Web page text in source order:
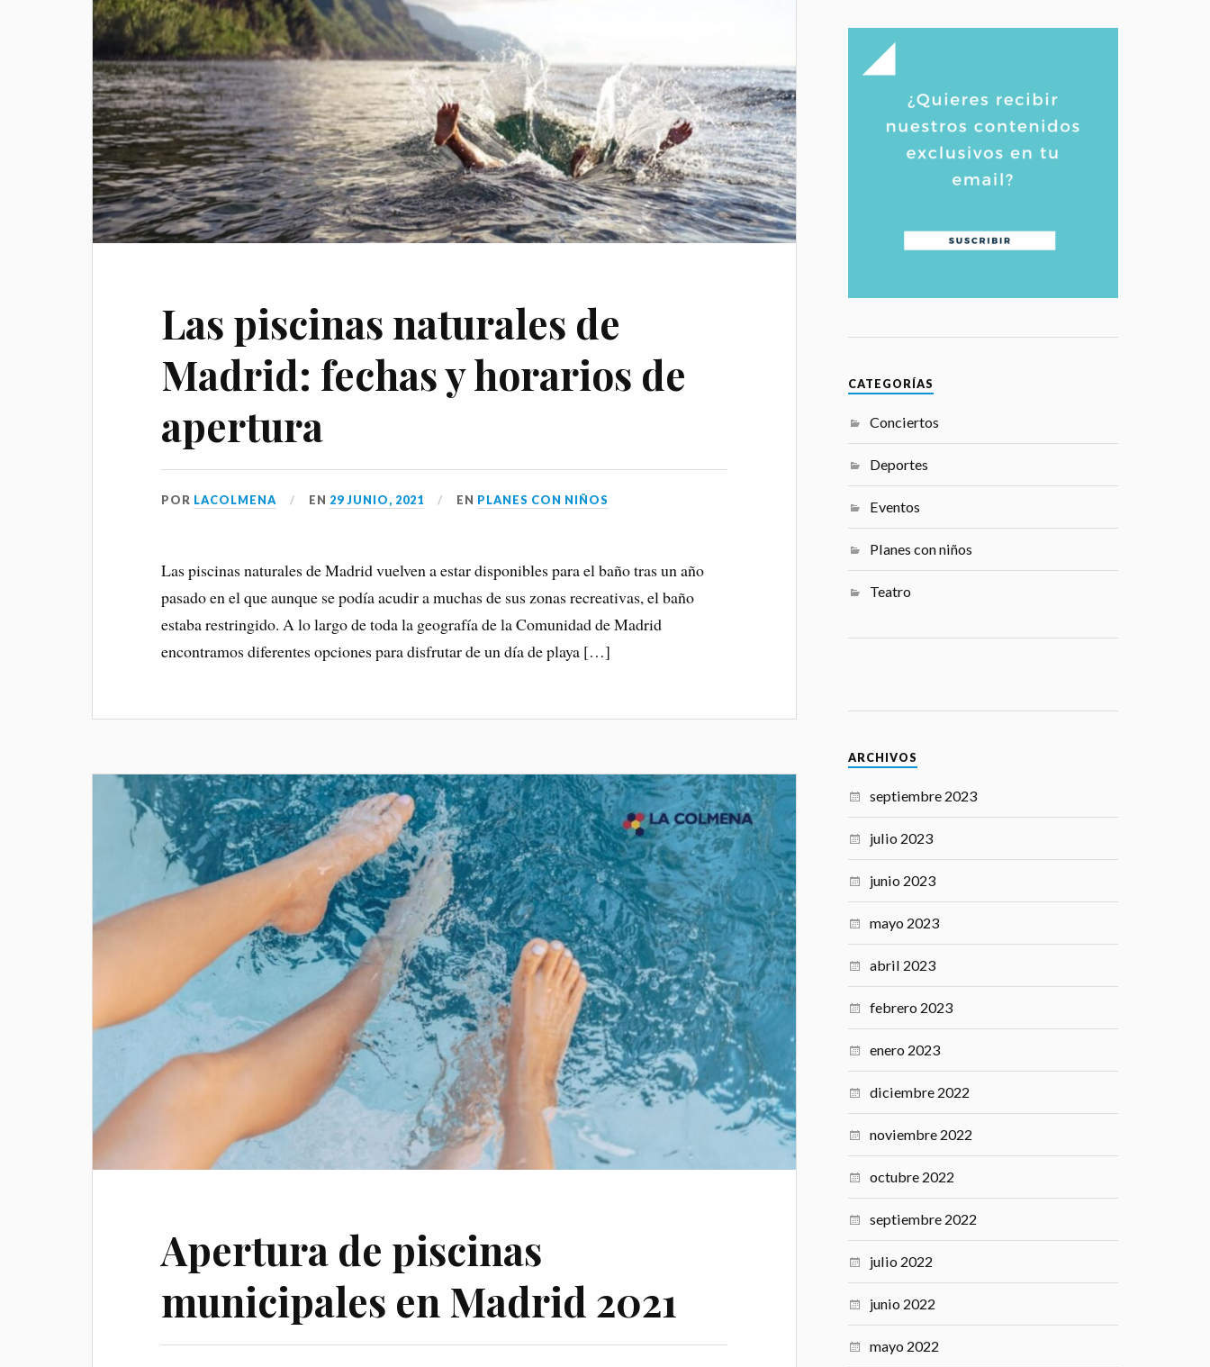
Las piscinas naturales de
Madrid: fechas y horarios de
apertura
POR LACOLMENA EN 29 JUNIO, 2021 EN PLANES CON NIÑOS
Las piscinas naturales de Madrid vuelven a estar disponibles para el baño tras un año
pasado en el que aunque se podía acudir a muchas de sus zonas recreativas, el baño
estaba restringido. A lo largo de toda la geografía de la Comunidad de Madrid
encontramos diferentes opciones para disfrutar de un día de playa […]
Apertura de piscinas
municipales en Madrid 2021
CATEGORÍAS
Conciertos
Deportes
Eventos
Planes con niños
Teatro
ARCHIVOS
septiembre 2023
julio 2023
junio 2023
mayo 2023
abril 2023
febrero 2023
enero 2023
diciembre 2022
noviembre 2022
octubre 2022
septiembre 2022
julio 2022
junio 2022
mayo 2022